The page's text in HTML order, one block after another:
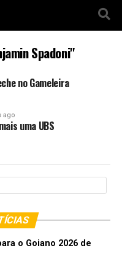
Spadoni"
no Gameleira
ago
uma UBS
o Goiano 2026 de